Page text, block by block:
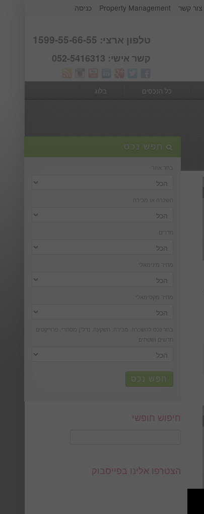
Webmail
כניסה Property Management צור קשר
טלפון ארצי: 1599-55-66-55
קשר אישי: 052-5416313
כל הנכסים
בלוג
חפש נכס
בחר אזור
השכרה או מכירה
חדרים
מחיר מינימאלי
מחיר מקסימאלי
בחר נכס להשכרה, מכירה, השקעה, נדל''ן מסחרי, פרוייקטים
חדשים ושטחים
חפש נכס
חיפוש חופשי
הצטרפו אלינו בפייסבוק